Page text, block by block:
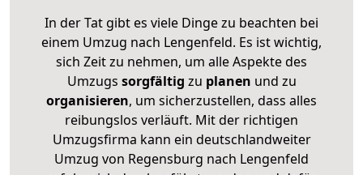
In der Tat gibt es viele Dinge zu beachten bei
einem Umzug nach Lengenfeld. Es ist wichtig,
sich Zeit zu nehmen, um alle Aspekte des
Umzugs sorgfältig zu planen und zu
organisieren, um sicherzustellen, dass alles
reibungslos verläuft. Mit der richtigen
Umzugsfirma kann ein deutschlandweiter
Umzug von Regensburg nach Lengenfeld